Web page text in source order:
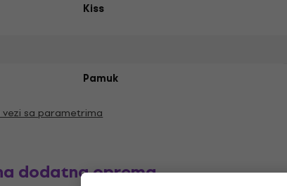
Kiss
Pamuk
sa parametrima
dodatna oprema